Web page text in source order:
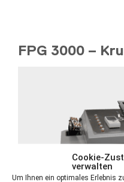
Cookie-
verwalten
Um Ihnen ein optimales Erlebnis
FPG 3000 –